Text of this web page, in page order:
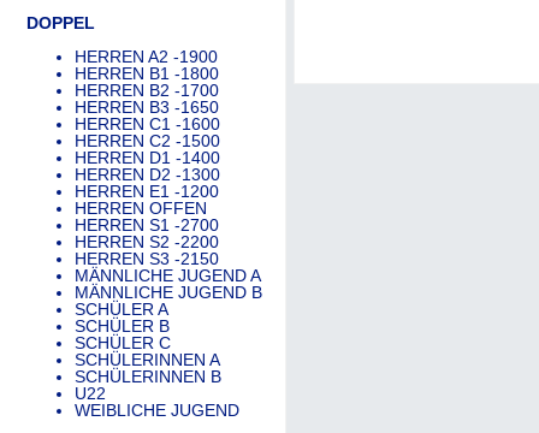
DOPPEL
HERREN A2 -1900
HERREN B1 -1800
HERREN B2 -1700
HERREN B3 -1650
HERREN C1 -1600
HERREN C2 -1500
HERREN D1 -1400
HERREN D2 -1300
HERREN E1 -1200
HERREN OFFEN
HERREN S1 -2700
HERREN S2 -2200
HERREN S3 -2150
MÄNNLICHE JUGEND A
MÄNNLICHE JUGEND B
SCHÜLER A
SCHÜLER B
SCHÜLER C
SCHÜLERINNEN A
SCHÜLERINNEN B
U22
WEIBLICHE JUGEND